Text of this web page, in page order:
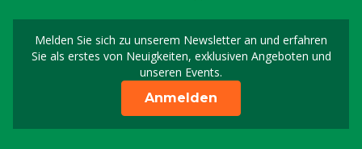
Melden Sie sich zu unserem Newsletter an und erfahren
Sie als erstes von Neuigkeiten, exklusiven Angeboten und
unseren Events.
Melden Sie sich für
Anmelden